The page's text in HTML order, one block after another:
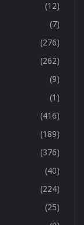
(12)
(7)
(276)
(262)
(9)
(1)
(416)
(189)
(376)
(40)
(224)
(25)